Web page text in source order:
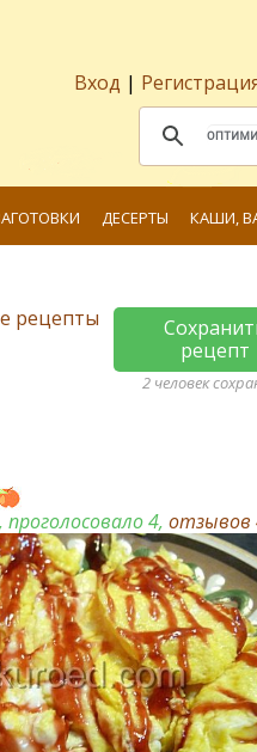
Вход |
ДЕСЕРТЫ КАШИ,
рецепты
рецепт
2 человек
, проголосовало 4,отзывов